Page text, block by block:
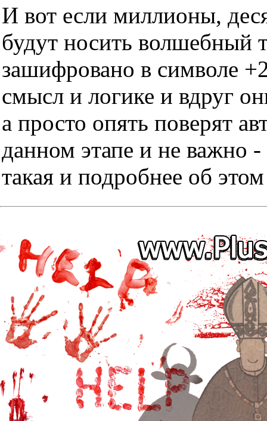
И вот если миллионы,
будут носить волшебный
зашифровано в символе
смысл и логике и вдруг
а просто опять поверят
данном этапе и не важно
такая и подробнее об